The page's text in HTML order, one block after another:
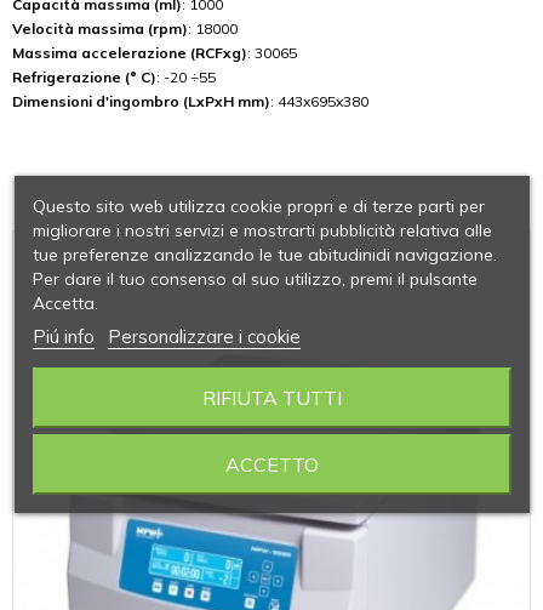
Capacità massima (ml): 1000
Velocità massima (rpm): 18000
Massima accelerazione (RCFxg): 30065
Refrigerazione (° C): -20 ÷55
Dimensioni d'ingombro (LxPxH mm): 443x695x380
Questo sito web utilizza cookie propri e di terze parti per
migliorare i nostri servizi e mostrarti pubblicità relativa alle
tue preferenze analizzando le tue abitudinidi navigazione.
Per dare il tuo consenso al suo utilizzo, premi il pulsante
Accetta.
Piú info Personalizzare i cookie
RIFIUTA TUTTI
ACCETTO